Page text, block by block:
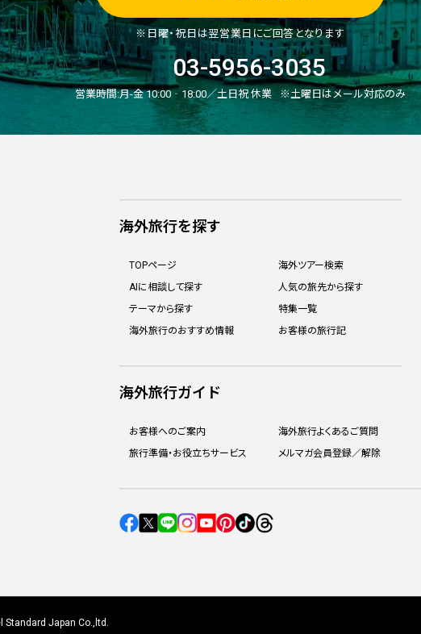
※日曜・祝日は翌営業日にご回答となります
03-5956-3035
営業時間:月-金 10:00‐18:00／土日祝 休業 ※土曜日はメール対応のみ
海外旅行を探す
TOPページ
海外ツアー検索
AIに相談して探す
人気の旅先から探す
テーマから探す
特集一覧
海外旅行のおすすめ情報
お客様の旅行記
海外旅行ガイド
お客様へのご案内
海外旅行よくあるご質問
旅行準備・お役立ちサービス
メルマガ会員登録／解除
Standard Japan Co.,ltd.